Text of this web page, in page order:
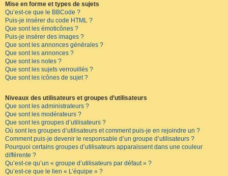
Mise en forme et types de sujets
Qu’est-ce que le BBCode ?
Puis-je insérer du code HTML ?
Que sont les émoticônes ?
Puis-je insérer des images ?
Que sont les annonces générales ?
Que sont les annonces ?
Que sont les notes ?
Que sont les sujets verrouillés ?
Que sont les icônes de sujet ?
Niveaux des utilisateurs et groupes d’utilisateurs
Que sont les administrateurs ?
Que sont les modérateurs ?
Que sont les groupes d’utilisateurs ?
Où sont les groupes d’utilisateurs et comment puis-je en rejoindre un ?
Comment puis-je devenir le responsable d’un groupe d’utilisateurs ?
Pourquoi certains groupes d’utilisateurs apparaissent dans une couleur
différente ?
Qu’est-ce qu’un « groupe d’utilisateurs par défaut » ?
Qu’est-ce que le lien « L’équipe » ?